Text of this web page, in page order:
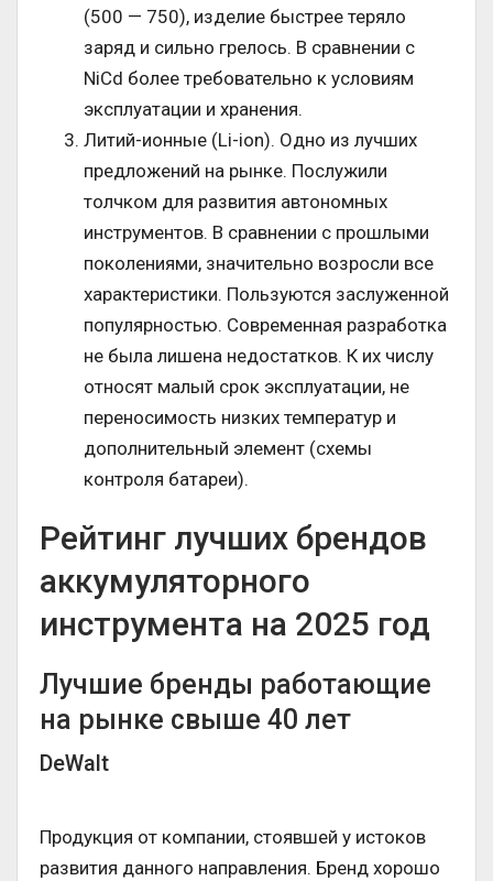
(500 — 750), изделие быстрее теряло
заряд и сильно грелось. В сравнении с
NiCd более требовательно к условиям
эксплуатации и хранения.
Литий-ионные (Li-ion). Одно из лучших
предложений на рынке. Послужили
толчком для развития автономных
инструментов. В сравнении с прошлыми
поколениями, значительно возросли все
характеристики. Пользуются заслуженной
популярностью. Современная разработка
не была лишена недостатков. К их числу
относят малый срок эксплуатации, не
переносимость низких температур и
дополнительный элемент (схемы
контроля батареи).
Рейтинг лучших брендов
аккумуляторного
инструмента на 2025 год
Лучшие бренды работающие
на рынке свыше 40 лет
DeWalt
Продукция от компании, стоявшей у истоков
развития данного направления. Бренд хорошо